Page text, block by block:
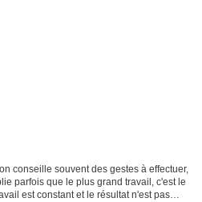
conseille souvent des gestes à effectuer,
parfois que le plus grand travail, c'est le
est constant et le résultat n'est pas